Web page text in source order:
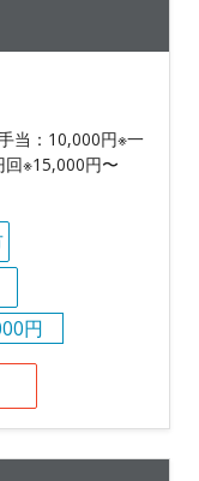
当：10,000円※一
※15,000円〜
円